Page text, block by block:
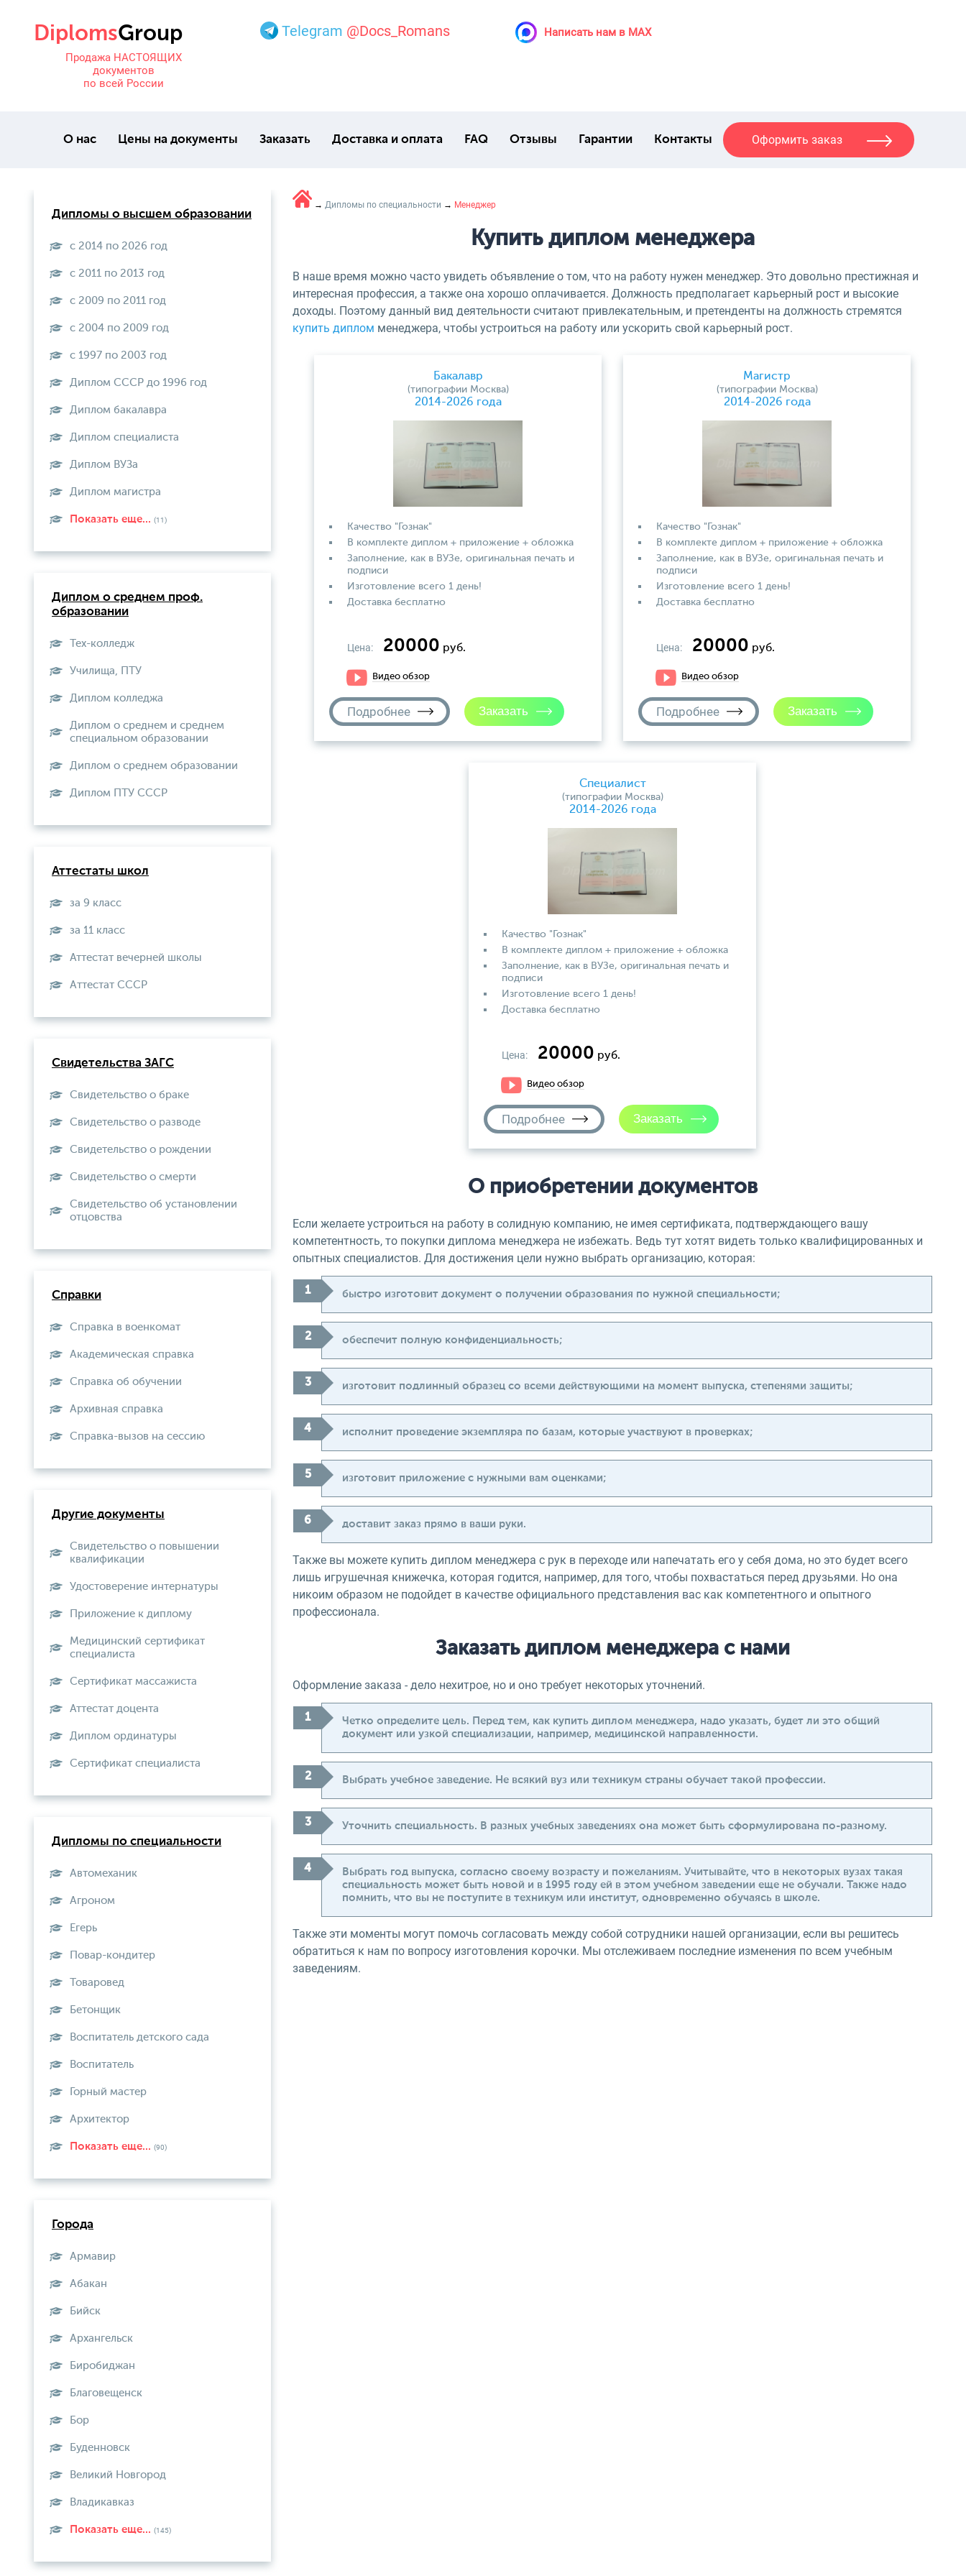
Продажа НАСТОЯЩИХ
документов
по всей России
Telegram @Docs_Romans Написать нам в MAX
О нас Цены на документы Заказать Доставка и оплата FAQ Отзывы Гарантии Контакты Оформить заказ
→ Дипломы по специальности → Менеджер
Купить диплом менеджера
В наше время можно часто увидеть объявление о том, что на работу нужен менеджер. Это довольно престижная и
интересная профессия, а также она хорошо оплачивается. Должность предполагает карьерный рост и высокие
доходы. Поэтому данный вид деятельности считают привлекательным, и претенденты на должность стремятся
купить диплом менеджера, чтобы устроиться на работу или ускорить свой карьерный рост.
Бакалавр
(типографии Москва)
2014-2026 года
Качество "Гознак"
В комплекте диплом + приложение + обложка
Заполнение, как в ВУЗе, оригинальная печать и
подписи
Изготовление всего 1 день!
Доставка бесплатно
Цена: 20000 руб.
Видео обзор
Подробнее
Магистр
(типографии Москва)
2014-2026 года
Качество "Гознак"
В комплекте диплом + приложение + обложка
Заполнение, как в ВУЗе, оригинальная печать и
подписи
Изготовление всего 1 день!
Доставка бесплатно
Цена: 20000 руб.
Видео обзор
Подробнее
Специалист
(типографии Москва)
2014-2026 года
Качество "Гознак"
В комплекте диплом + приложение + обложка
Заполнение, как в ВУЗе, оригинальная печать и
подписи
Изготовление всего 1 день!
Доставка бесплатно
Цена: 20000 руб.
Видео обзор
Подробнее
О приобретении документов
Если желаете устроиться на работу в солидную компанию, не имея сертификата, подтверждающего вашу
компетентность, то покупки диплома менеджера не избежать. Ведь тут хотят видеть только квалифицированных и
опытных специалистов. Для достижения цели нужно выбрать организацию, которая:
быстро изготовит документ о получении образования по нужной специальности;
обеспечит полную конфиденциальность;
изготовит подлинный образец со всеми действующими на момент выпуска, степенями защиты;
исполнит проведение экземпляра по базам, которые участвуют в проверках;
изготовит приложение с нужными вам оценками;
доставит заказ прямо в ваши руки.
Также вы можете купить диплом менеджера с рук в переходе или напечатать его у себя дома, но это будет всего
лишь игрушечная книжечка, которая годится, например, для того, чтобы похвастаться перед друзьями. Но она
никоим образом не подойдет в качестве официального представления вас как компетентного и опытного
профессионала.
Заказать диплом менеджера с нами
Оформление заказа - дело нехитрое, но и оно требует некоторых уточнений.
Четко определите цель. Перед тем, как купить диплом менеджера, надо указать, будет ли это общий
документ или узкой специализации, например, медицинской направленности.
Выбрать учебное заведение. Не всякий вуз или техникум страны обучает такой профессии.
Уточнить специальность. В разных учебных заведениях она может быть сформулирована по-разному.
Выбрать год выпуска, согласно своему возрасту и пожеланиям. Учитывайте, что в некоторых вузах такая
специальность может быть новой и в 1995 году ей в этом учебном заведении еще не обучали. Также надо
помнить, что вы не поступите в техникум или институт, одновременно обучаясь в школе.
Также эти моменты могут помочь согласовать между собой сотрудники нашей организации, если вы решитесь
обратиться к нам по вопросу изготовления корочки. Мы отслеживаем последние изменения по всем учебным
заведениям.
Дипломы о высшем образовании
с 2014 по 2026 год
с 2011 по 2013 год
с 2009 по 2011 год
с 2004 по 2009 год
с 1997 по 2003 год
Диплом СССР до 1996 год
Диплом бакалавра
Диплом специалиста
Диплом ВУЗа
Диплом магистра
Показать еще... (11)
Диплом о среднем проф.
образовании
Тех-колледж
Училища, ПТУ
Диплом колледжа
Диплом о среднем и среднем
специальном образовании
Диплом о среднем образовании
Диплом ПТУ СССР
Аттестаты школ
за 9 класс
за 11 класс
Аттестат вечерней школы
Aттестат СССР
Свидетельства ЗАГС
Свидетельство о браке
Свидетельство о разводе
Свидетельство о рождении
Свидетельство о смерти
Свидетельство об установлении
отцовства
Справки
Справка в военкомат
Академическая справка
Справка об обучении
Архивная справка
Справка-вызов на сессию
Другие документы
Свидетельство о повышении
квалификации
Удостоверение интернатуры
Приложение к диплому
Медицинский сертификат
специалиста
Сертификат массажиста
Аттестат доцента
Диплом ординатуры
Сертификат специалиста
Дипломы по специальности
Автомеханик
Агроном
Егерь
Повар-кондитер
Товаровед
Бетонщик
Воспитатель детского сада
Воспитатель
Горный мастер
Архитектор
Показать еще... (90)
Города
Армавир
Абакан
Бийск
Архангельск
Биробиджан
Благовещенск
Бор
Буденновск
Великий Новгород
Владикавказ
Показать еще... (145)